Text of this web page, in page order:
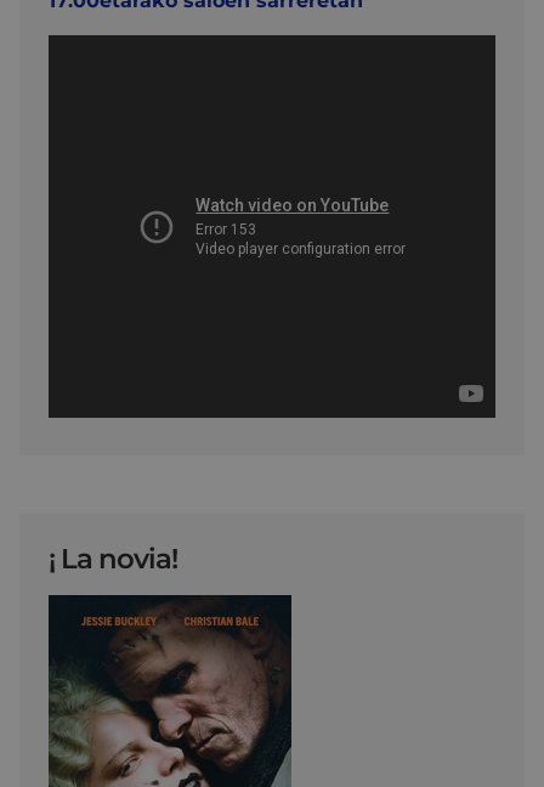
¡ La novia!